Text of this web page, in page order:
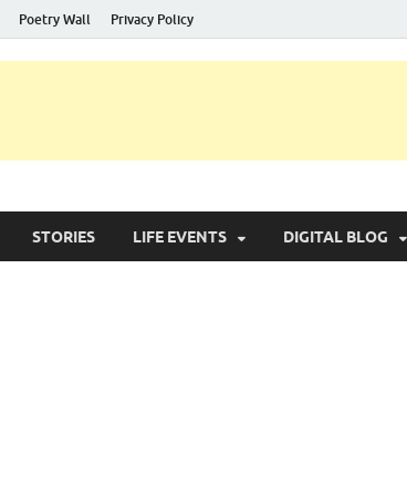
Poetry Wall Privacy Policy
STORIES LIFE EVENTS DIGITAL BLOG